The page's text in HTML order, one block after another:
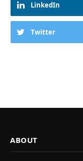
LinkedIn
Twitter
ABOUT